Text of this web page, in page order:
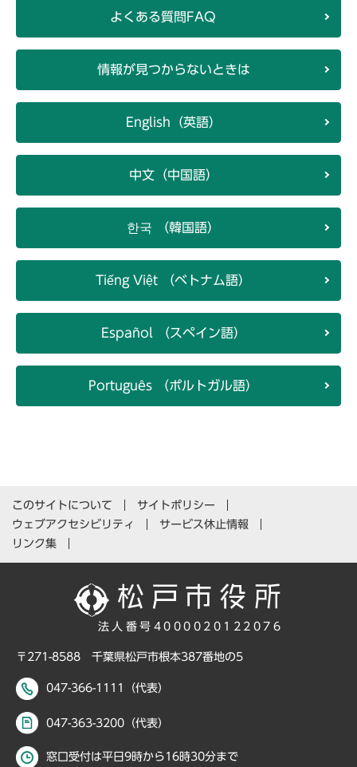
よくある質問FAQ
情報が見つからないときは
English（英語）
中文（中国語）
한국 （韓国語）
Tiếng Việt （ベトナム語）
Español （スペイン語）
Português （ポルトガル語）
このサイトについて
サイトポリシー
ウェブアクセシビリティ
サービス休止情報
リンク集
法人番号4000020122076
〒271-8588 千葉県松戸市根本387番地の5
047-366-1111（代表）
047-363-3200（代表）
窓口受付は平日9時から16時30分まで